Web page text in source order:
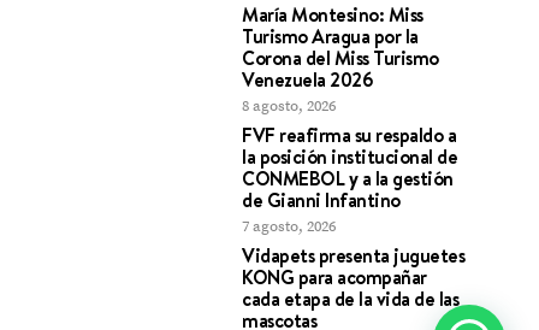
María Montesino: Miss
Turismo Aragua por la
Corona del Miss Turismo
Venezuela 2026
8 agosto, 2026
FVF reafirma su respaldo a
la posición institucional de
CONMEBOL y a la gestión
de Gianni Infantino
7 agosto, 2026
Vidapets presenta juguetes
KONG para acompañar
cada etapa de la vida de las
mascotas